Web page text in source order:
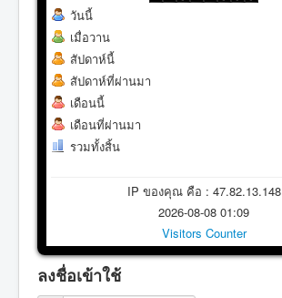
วันนี้
เมื่อวาน
สัปดาห์นี้
สัปดาห์ที่ผ่านมา
เดือนนี้
เดือนที่ผ่านมา
รวมทั้งสิ้น
IP ของคุณ คือ : 47.82.13.148
2026-08-08 01:09
Visitors Counter
ลงชื่อเข้าใช้